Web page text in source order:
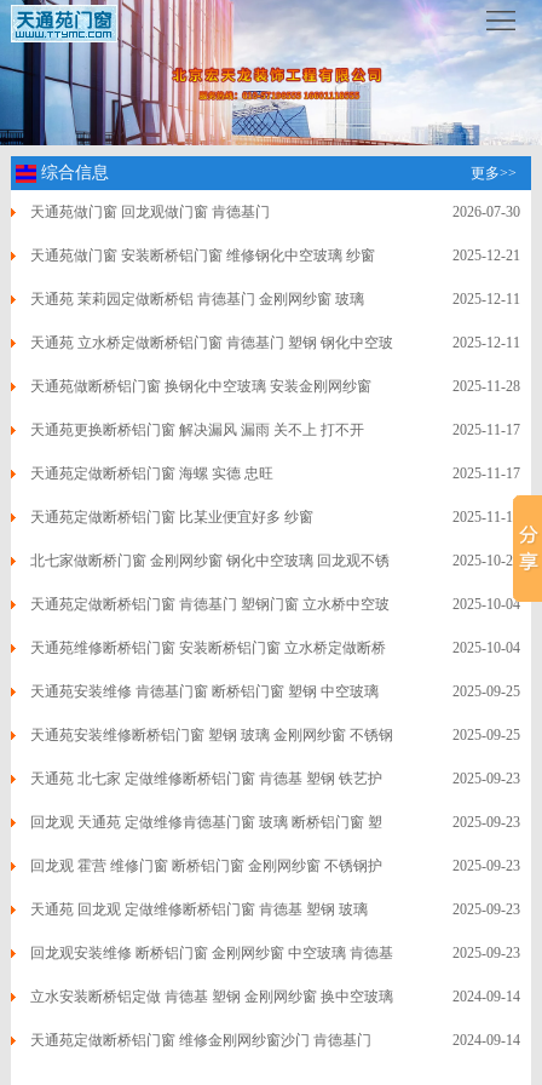
服
热
www.ttymc.com
页
关
于
服
目
案
例
闻
联
们
综合信息 更多>>
天通苑做门窗 回龙观做门窗 肯德基门 2026-07-30
天通苑做门窗 安装断桥铝门窗 维修钢化中空玻璃 纱窗 2025-12-21
天通苑 茉莉园定做断桥铝 肯德基门 金刚网纱窗 玻璃 2025-12-11
天通苑 立水桥定做断桥铝门窗 肯德基门 塑钢 钢化中空玻
璃
2025-12-11
天通苑做断桥铝门窗 换钢化中空玻璃 安装金刚网纱窗 2025-11-28
天通苑更换断桥铝门窗 解决漏风 漏雨 关不上 打不开 2025-11-17
天通苑定做断桥铝门窗 海螺 实德 忠旺 2025-11-17
天通苑定做断桥铝门窗 比某业便宜好多 纱窗 2025-11-17
北七家做断桥门窗 金刚网纱窗 钢化中空玻璃 回龙观不锈
钢
2025-10-20
天通苑定做断桥铝门窗 肯德基门 塑钢门窗 立水桥中空玻
璃
2025-10-04
天通苑维修断桥铝门窗 安装断桥铝门窗 立水桥定做断桥
铝门窗
2025-10-04
天通苑安装维修 肯德基门窗 断桥铝门窗 塑钢 中空玻璃
金刚网纱窗
2025-09-25
天通苑安装维修断桥铝门窗 塑钢 玻璃 金刚网纱窗 不锈钢
铁艺护栏
2025-09-25
天通苑 北七家 定做维修断桥铝门窗 肯德基 塑钢 铁艺护
栏 不锈钢
2025-09-23
回龙观 天通苑 定做维修肯德基门窗 玻璃 断桥铝门窗 塑
钢 金刚网纱窗
2025-09-23
回龙观 霍营 维修门窗 断桥铝门窗 金刚网纱窗 不锈钢护
栏扶手
2025-09-23
天通苑 回龙观 定做维修断桥铝门窗 肯德基 塑钢 玻璃 2025-09-23
回龙观安装维修 断桥铝门窗 金刚网纱窗 中空玻璃 肯德基
门
2025-09-23
立水安装断桥铝定做 肯德基 塑钢 金刚网纱窗 换中空玻璃 2024-09-14
天通苑定做断桥铝门窗 维修金刚网纱窗沙门 肯德基门 2024-09-14